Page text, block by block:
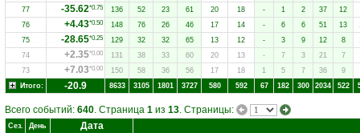
77
-35.62*0.75 136 52 23 61 20 18 - 1 2 37
12
76
+4.43*0.50 148 76 26 46 17 14 - 6 6 51 13
75
-28.65*0.25 129 32 32 65 13 12 - 3 9 12 8
74
+2.35*0.00 131 38 33 60 20 13 - 7 3 21 7
73
+7.03*0.00 150 58 36 56 17 18 1 5 7 36
9
Итого:
-20.9 8633 3105 1801 3727 580 592 67 182 300 2034 522
Всего событий: 640. Страница 1 из 13. Страницы:
Сез. День Дата